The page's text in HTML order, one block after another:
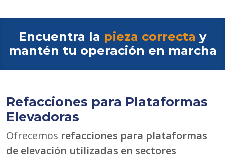
Encuentra la pieza correcta y
mantén tu operación en marcha
Refacciones para Plataformas
Elevadoras
Ofrecemos refacciones para plataformas
de elevación utilizadas en sectores